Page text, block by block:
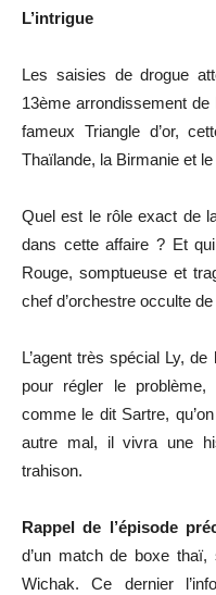
L’intrigue
Les saisies de drogue
13ème arrondissement
fameux Triangle d’or,
Thaïlande, la Birmanie et le
Quel est le rôle exact de
dans cette affaire ? Et
Rouge, somptueuse et
chef d’orchestre occulte
L’agent très spécial Ly,
pour régler le
comme le dit Sartre,
autre mal, il vivra une
trahison.
Rappel de l’épisode
d’un match de boxe
Wichak. Ce dernier